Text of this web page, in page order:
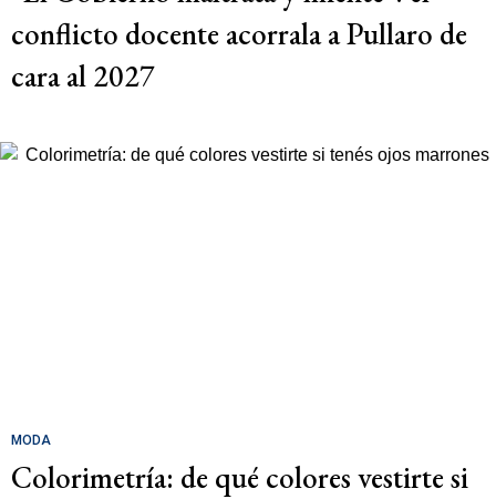
conflicto docente acorrala a Pullaro de
cara al 2027
MODA
Colorimetría: de qué colores vestirte si